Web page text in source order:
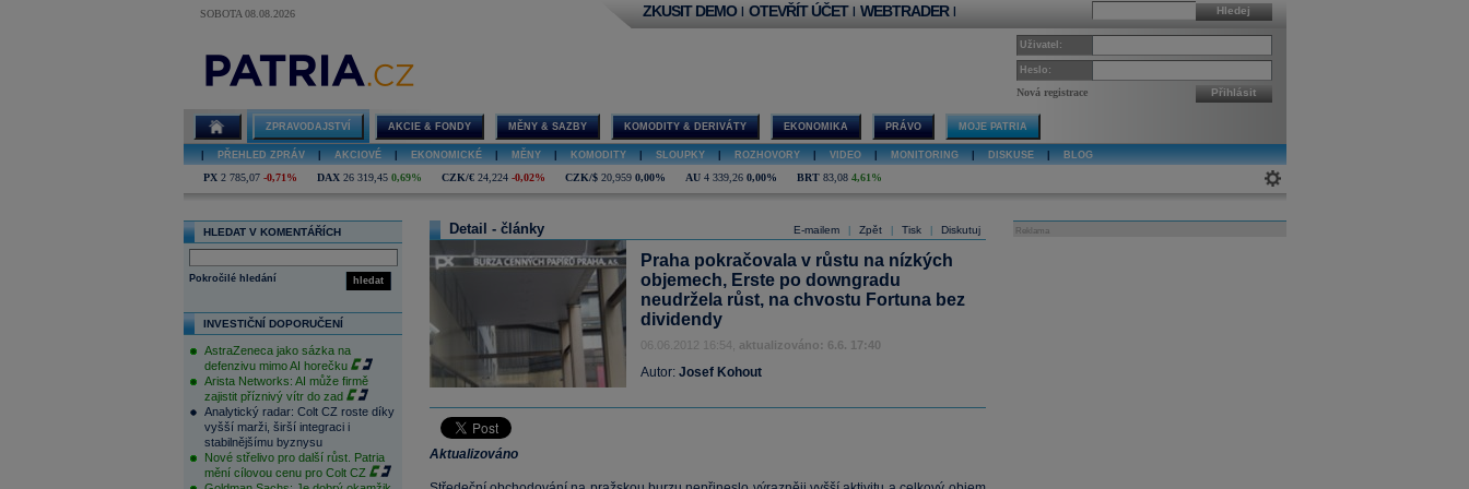
SOBOTA 08.08.2026 Hledej
ZKUSIT DEMO | OTEVŘÍT ÚČET | WEBTRADER |
Uživatel:
Heslo:
Nová registrace Přihlásit
ZPRAVODAJSTVÍ AKCIE & FONDY MĚNY & SAZBY KOMODITY & DERIVÁTY EKONOMIKA PRÁVO MOJE PATRIA
PŘEHLED ZPRÁV AKCIOVÉ EKONOMICKÉ MĚNY KOMODITY SLOUPKY ROZHOVORY VIDEO MONITORING DISKUSE BLOG
PX 2 785,07 -0,71% DAX 26 319,45 0,69% CZK/€ 24,224 -0,02% CZK/$ 20,959 0,00% AU 4 339,26 0,00% BRT 83,08 4,61%
HLEDAT V KOMENTÁŘÍCH
hledat
Pokročilé hledání
INVESTIČNÍ DOPORUČENÍ
AstraZeneca jako sázka na
defenzivu mimo AI horečku
Arista Networks: AI může firmě
zajistit příznivý vítr do zad
Analytický radar: Colt CZ roste díky
vyšší marži, širší integraci i
stabilnějšímu byznysu
Nové střelivo pro další růst. Patria
mění cílovou cenu pro Colt CZ
E-mailem Zpět Tisk Diskutuj
Detail - články
Praha pokračovala v růstu na nízkých
objemech, Erste po downgradu
neudržela růst, na chvostu Fortuna bez
dividendy
06.06.2012 16:54, aktualizováno: 6.6. 17:40
Autor: Josef Kohout
Aktualizováno
Reklama